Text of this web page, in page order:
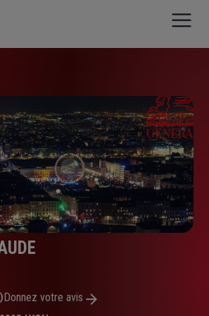
Donnez votre avis